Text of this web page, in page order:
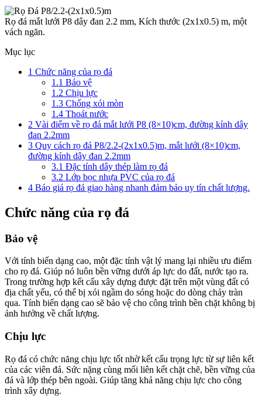
Rọ đá mắt lưới P8 dây đan 2.2 mm, Kích thước (2x1x0.5) m, một
vách ngăn.
Mục lục
1 Chức năng của rọ đá
1.1 Bảo vệ
1.2 Chịu lực
1.3 Chống xói mòn
1.4 Thoát nước
2 Vài điểm về rọ đá mắt lưới P8 (8×10)cm, đường kính dây
đan 2.2mm
3 Quy cách rọ đá P8/2.2-(2x1x0.5)m, mắt lưới (8×10)cm,
đường kính dây đan 2.2mm
3.1 Đặc tính dây thép làm rọ đá
3.2 Lớp bọc nhựa PVC của rọ đá
4 Báo giá rọ đá giao hàng nhanh đảm bảo uy tín chất lượng.
Chức năng của rọ đá
Bảo vệ
Với tính biến dạng cao, một đặc tính vật lý mang lại nhiều ưu điểm
cho rọ đá. Giúp nó luôn bền vững dưới áp lực do đất, nước tạo ra.
Trong trường hợp kết cấu xây dựng được đặt trên một vùng đất có
địa chất yếu, có thể bị xói ngầm do sóng hoặc do dòng chảy tràn
qua. Tính biến dạng cao sẽ bảo vệ cho công trình bền chặt không bị
ảnh hưởng về chất lượng.
Chịu lực
Rọ đá có chức năng chịu lực tốt nhờ kết cấu trọng lực từ sự liên kết
của các viên đá. Sức nặng cùng mối liên kết chặt chẽ, bền vững của
đá và lớp thép bên ngoài. Giúp tăng khả năng chịu lực cho công
trình xây dựng.